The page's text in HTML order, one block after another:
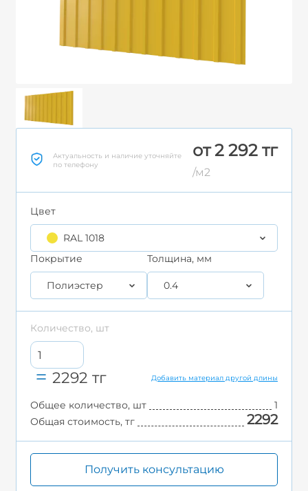
Актуальность и наличие уточняйте
по телефону
от 2 292 тг
/м2
Цвет
RAL 1018
Покрытие
Полиэстер
Толщина, мм
0.4
Количество, шт
2292 тг Добавить материал другой длины
Общее количество, шт
1
Общая стоимость, тг
2292
Получить консультацию